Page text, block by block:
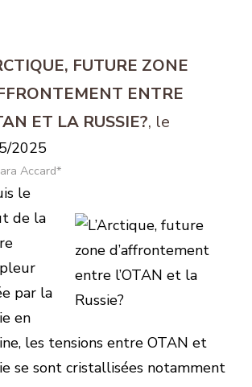
FUTURE ZONE
ENTRE
ET LA RUSSIE?
2025
Accard*
le
de la
par la
en
les tensions entre OTAN et
se sont cristallisées notamment